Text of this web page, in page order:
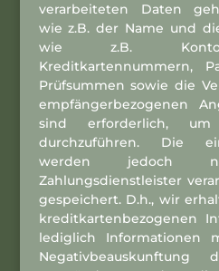
verarbeiteten Daten
wie z.B. der Name und
wie z.B.
Kreditkartennummern,
Prüfsummen sowie die
empfängerbezogenen
sind erforderlich, um
durchzuführen. Die
werden jedoch
Zahlungsdienstleister
gespeichert. D.h., wir
kreditkartenbezogenen
lediglich Informationen